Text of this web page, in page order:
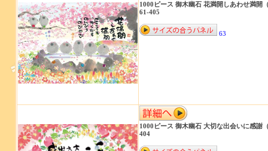
1000ピース 御木幽石 花満開しあわせ満
61-405
63
1000ピース 御木幽石 大切な出会いに感謝
404